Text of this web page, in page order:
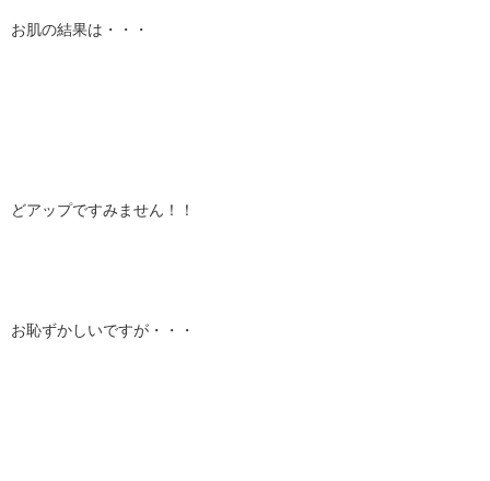
お肌の結果は・・・
どアップですみません！！
お恥ずかしいですが・・・